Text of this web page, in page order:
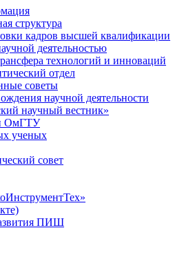
структура
кадров высшей квалификации
деятельностью
технологий и инноваций
отдел
советы
научной деятельности
научный вестник»
ОмГТУ
ученых
совет
ПИШ